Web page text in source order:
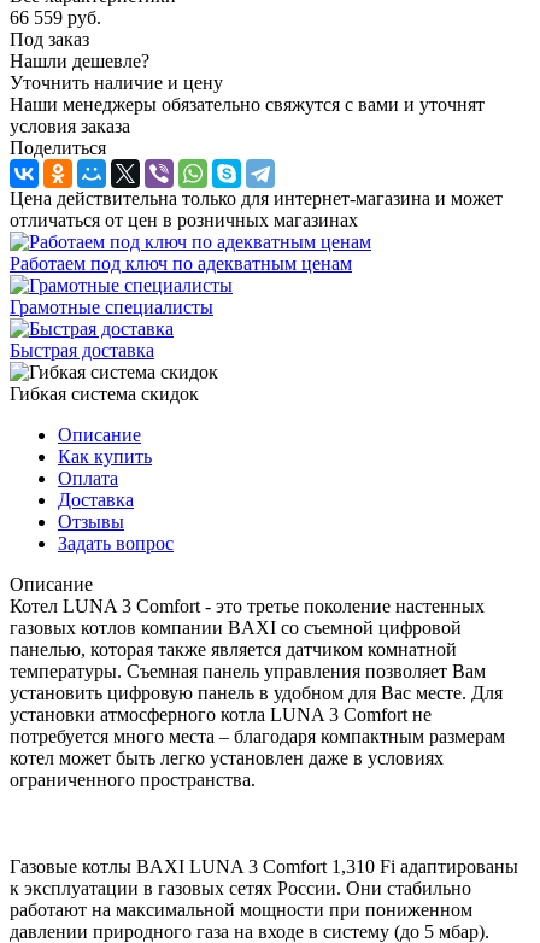
66 559 руб.
Под заказ
Нашли дешевле?
Уточнить наличие и цену
Наши менеджеры обязательно свяжутся с вами и уточнят
условия заказа
Поделиться
Цена действительна только для интернет-магазина и может
отличаться от цен в розничных магазинах
Работаем под ключ по адекватным ценам
Грамотные специалисты
Быстрая доставка
Гибкая система скидок
Описание
Как купить
Оплата
Доставка
Отзывы
Задать вопрос
Описание
Котел LUNA 3 Comfort - это третье поколение настенных
газовых котлов компании BAXI со съемной цифровой
панелью, которая также является датчиком комнатной
температуры. Съемная панель управления позволяет Вам
установить цифровую панель в удобном для Вас месте. Для
установки атмосферного котла LUNA 3 Comfort не
потребуется много места – благодаря компактным размерам
котел может быть легко установлен даже в условиях
ограниченного пространства.
Газовые котлы BAXI LUNA 3 Comfort 1,310 Fi адаптированы
к эксплуатации в газовых сетях России. Они стабильно
работают на максимальной мощности при пониженном
давлении природного газа на входе в систему (до 5 мбар).